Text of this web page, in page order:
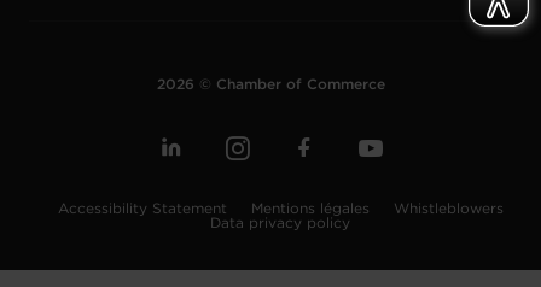
2026 © Chamber of Commerce
Accessibility Statement Mentions légales
Whistleblowers
Data privacy policy